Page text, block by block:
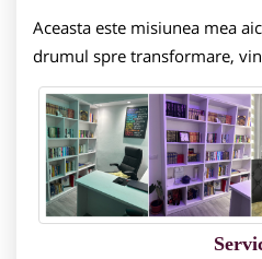
Aceasta este misiunea mea
drumul spre transformare,